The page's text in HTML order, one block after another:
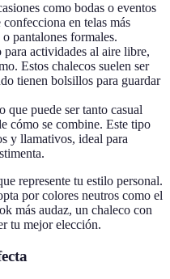
como bodas o eventos
en telas más
pantalones formales.
para actividades al aire libre,
Estos chalecos suelen ser
tienen bolsillos para guardar
que puede ser tanto casual
cómo se combine. Este tipo
y llamativos, ideal para
represente tu estilo personal.
por colores neutros como el
más audaz, un chaleco con
tu mejor elección.